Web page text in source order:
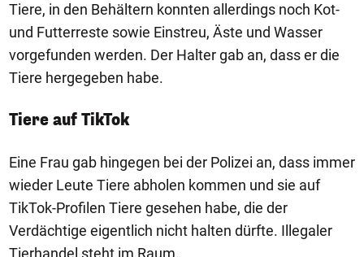
Tiere, in den Behältern konnten allerdings noch Kot-
und Futterreste sowie Einstreu, Äste und Wasser
vorgefunden werden. Der Halter gab an, dass er die
Tiere hergegeben habe.
Tiere auf TikTok
Eine Frau gab hingegen bei der Polizei an, dass immer
wieder Leute Tiere abholen kommen und sie auf
TikTok-Profilen Tiere gesehen habe, die der
Verdächtige eigentlich nicht halten dürfte. Illegaler
Tierhandel steht im Raum.